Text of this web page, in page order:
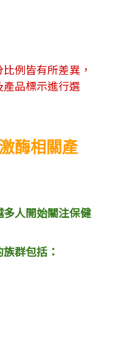
例皆有所差異，
品標示進行選
酶相關產
人開始關注保健
群包括：